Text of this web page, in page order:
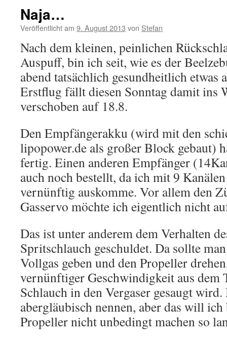
Naja…
Veröffentlicht am 9. August 2013 von Stefan
Nach dem kleinen, peinlichen
Auspuff, bin ich seit, wie es der
abend tatsächlich gesundheitlich etwas
Erstflug fällt diesen Sonntag damit ins
verschoben auf 18.8.
Den Empfängerakku (wird mit den
lipopower.de als großer Block gebaut)
fertig. Einen anderen Empfänger
auch noch bestellt, da ich mit 9
vernünftig auskomme. Vor allem den
Gasservo möchte ich eigentlich nicht
Das ist unter anderem dem Verhalten
Spritschlauch geschuldet. Da sollte
Vollgas geben und den Propeller
vernünftiger Geschwindigkeit aus dem
Schlauch in den Vergaser gesaugt
abergläubisch nennen, aber das will
Propeller nicht unbedingt machen so